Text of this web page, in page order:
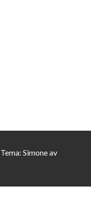
Tema: Simoneav